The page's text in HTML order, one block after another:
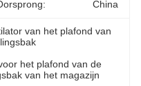
China
van het plafond van
het plafond van de
van het magazijn